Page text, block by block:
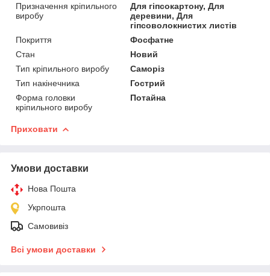
Призначення кріпильного
виробу
Для гіпсокартону, Для
деревини, Для
гіпсоволокнистих листів
Покриття
Фосфатне
Стан
Новий
Тип кріпильного виробу
Саморіз
Тип накінечника
Гострий
Форма головки
кріпильного виробу
Потайна
Приховати
Умови доставки
Нова Пошта
Укрпошта
Самовивіз
Всі умови доставки